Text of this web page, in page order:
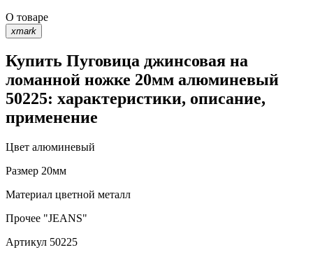
О товаре
xmark
Купить Пуговица джинсовая на
ломанной ножке 20мм алюминевый
50225: характеристики, описание,
применение
Цвет алюминевый
Размер 20мм
Материал цветной металл
Прочее "JEANS"
Артикул 50225